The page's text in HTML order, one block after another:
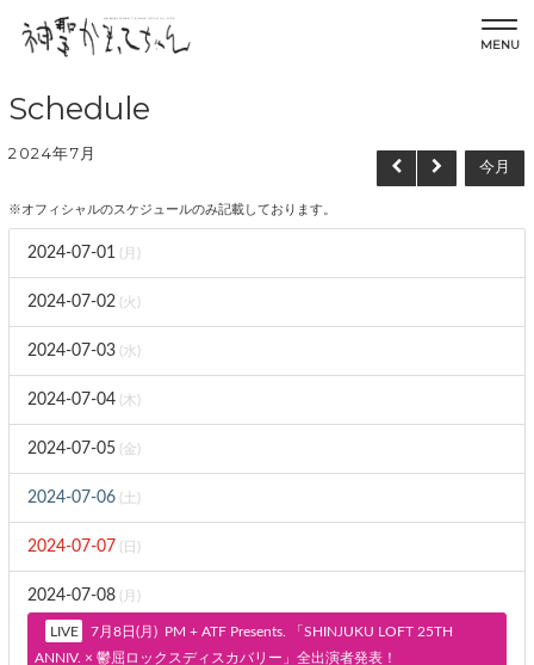
MENU
Schedule
2024年7月
今月
※オフィシャルのスケジュールのみ記載しております。
2024-07-01 (月)
2024-07-02 (火)
2024-07-03 (水)
2024-07-04 (木)
2024-07-05 (金)
2024-07-06 (土)
2024-07-07 (日)
2024-07-08 (月)
7月8日(月) PM + ATF Presents. 「SHINJUKU LOFT 25TH
ANNIV. × 鬱屈ロックスディスカバリー」全出演者発表！